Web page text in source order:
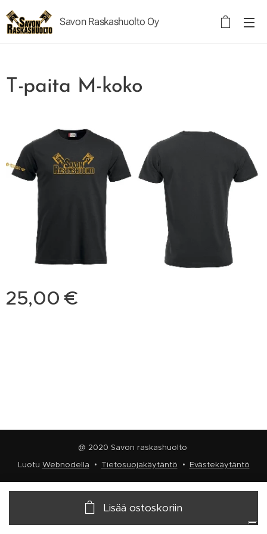
Savon Raskashuolto Oy
T-paita M-koko
25,00 €
Lisää ostoskoriin
@ 2020 Savon raskashuolto
Luotu Webnodella Tietosuojakäytäntö Evästekäytäntö